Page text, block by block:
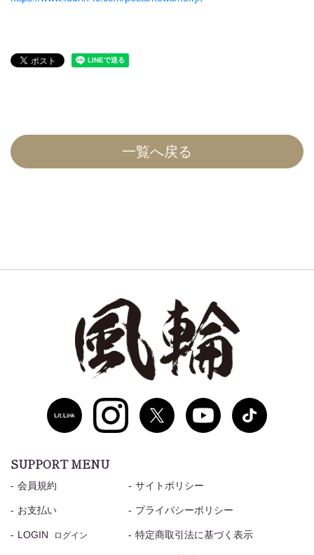
一覧へ戻る
SUPPORT MENU
会員規約
お支払い
LOGIN ログイン
サイトポリシー
プライバシーポリシー
特定商取引法に基づく表示